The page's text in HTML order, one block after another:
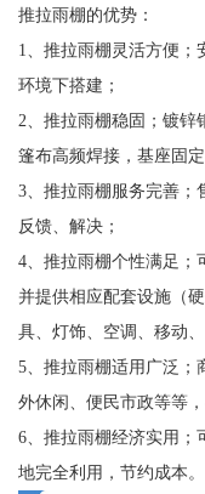
推拉雨棚的优势：
1、推拉雨棚灵活方便；
环境下搭建；
2、推拉雨棚稳固；镀锌
篷布高频焊接，基座固定
3、推拉雨棚服务完善；
反馈、解决；
4、推拉雨棚个性满足；
并提供相应配套设施（
具、灯饰、空调、移动
5、推拉雨棚适用广泛；
外休闲、便民市政等等
6、推拉雨棚经济实用；
地完全利用，节约成本。